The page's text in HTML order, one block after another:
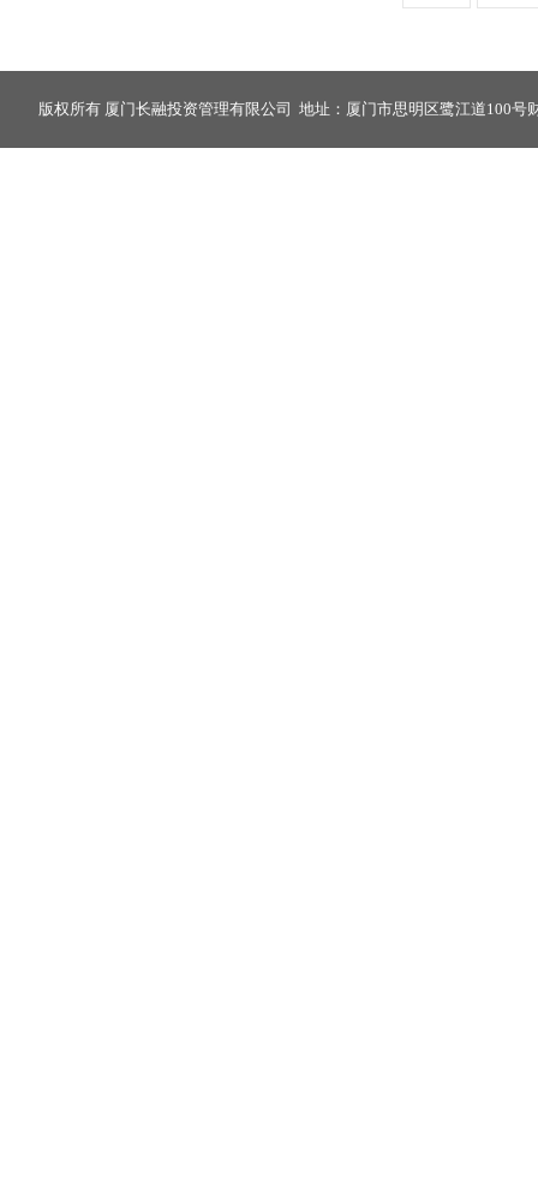
版权所有 厦门长融投资管理有限公司 地址：厦门市思明区鹭江道100